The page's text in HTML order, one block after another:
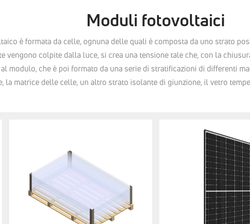
Moduli fotovoltaici
è formata da celle, ognuna delle quali è composta da uno strato
vengono colpite dalla luce, si crea una tensione tale che, con la
modulo, che è poi formato da una serie di stratificazioni di differenti
la matrice delle celle, un altro strato isolante di giunzione, il vetro